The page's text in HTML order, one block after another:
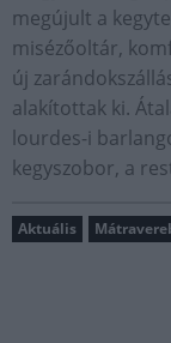
megújult a
misézőoltár,
új
alakítottak ki.
lourdes-i
kegyszobor, a
Aktuális